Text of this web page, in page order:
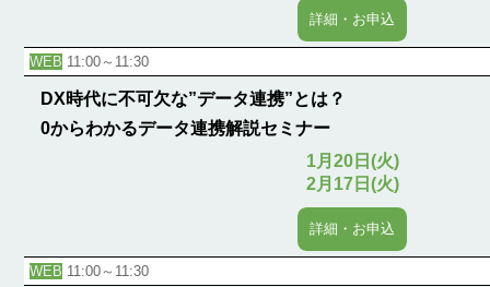
詳細・お申込
WEB 11:00～11:30
DX時代に不可欠な”データ連携”とは？
0からわかるデータ連携解説セミナー
1月20日(火)
2月17日(火)
詳細・お申込
WEB 11:00～11:30